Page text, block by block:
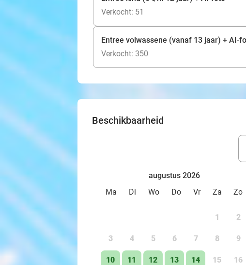
Verkocht: 51
Entree volwassene (vanaf 13 jaar) + AI-
Verkocht: 350
Beschikbaarheid
augustus 2026
Ma
Di Wo Do Vr Za Zo
1 2
3 4 5 6 7 8 9
10 11 12 13 14 15 16